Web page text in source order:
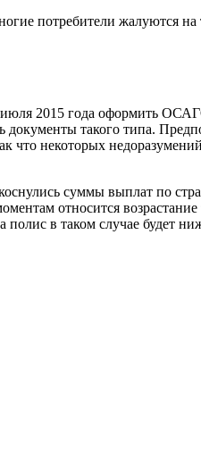
потребители жалуются на
2015 года оформить
такого типа.
что некоторых
суммы выплат по
относится
в таком случае будет